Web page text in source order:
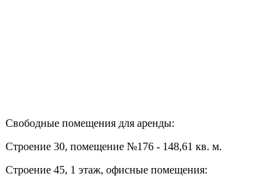
Свободные помещения для аренды:
Строение 30, помещение №176 - 148,61 кв. м.
Строение 45, 1 этаж, офисные помещения: